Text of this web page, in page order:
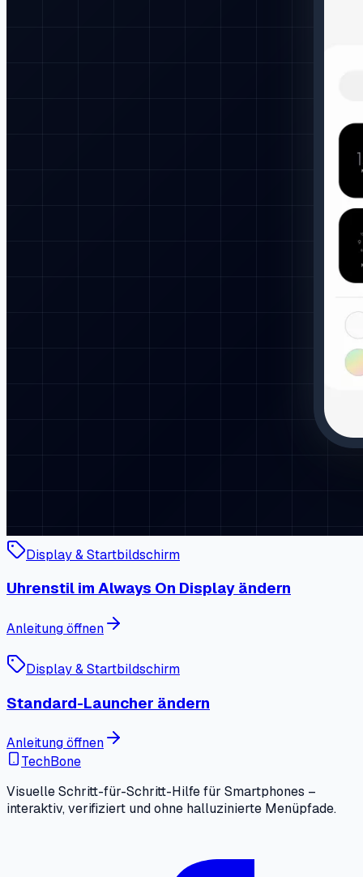
Display & Startbildschirm
Uhrenstil im Always On Display ändern
Anleitung öffnen
Display & Startbildschirm
Standard-Launcher ändern
Anleitung öffnen
TechBone
Visuelle Schritt-für-Schritt-Hilfe für Smartphones –
interaktiv, verifiziert und ohne halluzinierte Menüpfade.